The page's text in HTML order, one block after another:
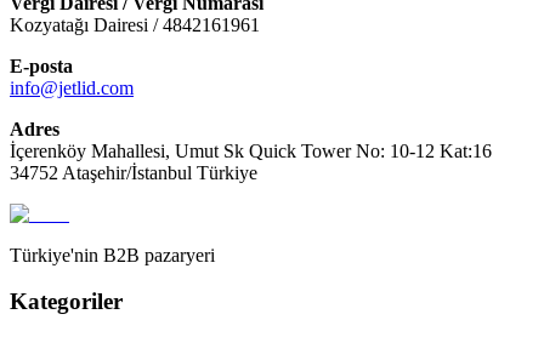
Kozyatağı Dairesi / 4842161961
E-posta
info@jetlid.com
Adres
İçerenköy Mahallesi, Umut Sk Quick Tower No: 10-12 Kat:16
34752 Ataşehir/İstanbul Türkiye
Türkiye'nin B2B pazaryeri
Kategoriler